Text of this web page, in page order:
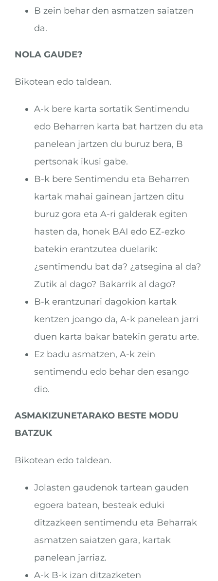
B zein behar den asmatzen saiatzen
da.
NOLA GAUDE?
Bikotean edo taldean.
A-k bere karta sortatik Sentimendu
edo Beharren karta bat hartzen du eta
panelean jartzen du buruz bera, B
pertsonak ikusi gabe.
B-k bere Sentimendu eta Beharren
kartak mahai gainean jartzen ditu
buruz gora eta A-ri galderak egiten
hasten da, honek BAI edo EZ-ezko
batekin erantzutea duelarik:
¿sentimendu bat da? ¿atsegina al da?
Zutik al dago? Bakarrik al dago?
B-k erantzunari dagokion kartak
kentzen joango da, A-k panelean jarri
duen karta bakar batekin geratu arte.
Ez badu asmatzen, A-k zein
sentimendu edo behar den esango
dio.
ASMAKIZUNETARAKO BESTE MODU
BATZUK
Bikotean edo taldean.
Jolasten gaudenok tartean gauden
egoera batean, besteak eduki
ditzazkeen sentimendu eta Beharrak
asmatzen saiatzen gara, kartak
panelean jarriaz.
A-k B-k izan ditzazketen